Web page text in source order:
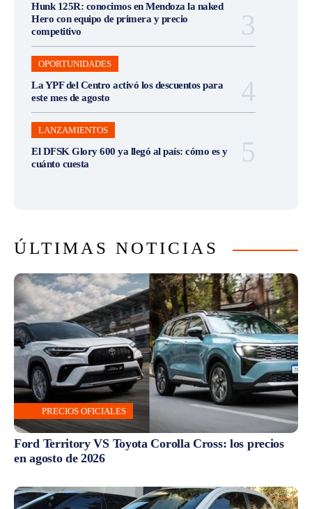
Hunk 125R: conocimos en Mendoza la naked
Hero con equipo de primera y precio
competitivo
OPORTUNIDADES
La YPF del Centro activó los descuentos para
este mes de agosto
LANZAMIENTOS
El DFSK Glory 600 ya llegó al país: cómo es y
cuánto cuesta
ÚLTIMAS NOTICIAS
PRECIOS OFICIALES
Ford Territory VS Toyota Corolla Cross: los precios
en agosto de 2026